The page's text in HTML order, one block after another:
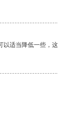
适当降低一些，这